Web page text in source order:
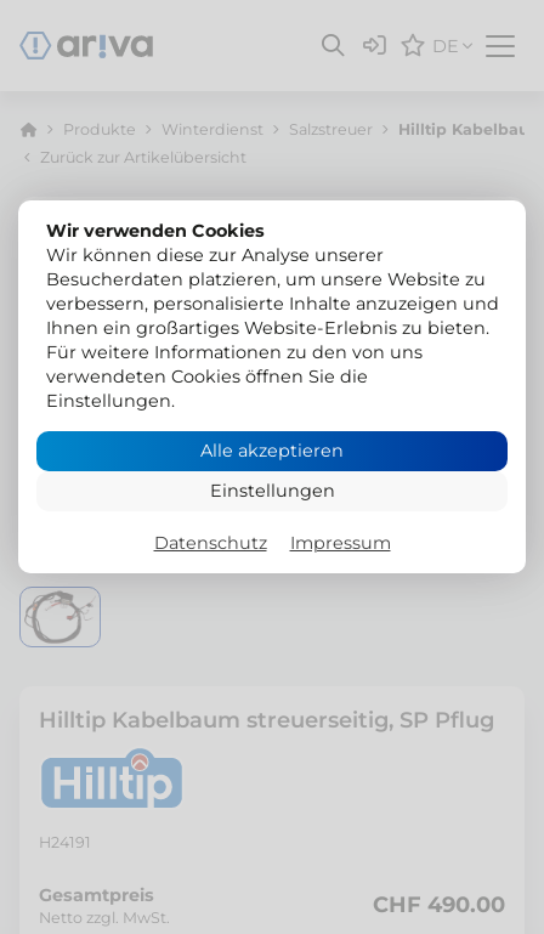
DE
Produkte Winterdienst Salzstreuer
Hilltip
Zurück zur Artikelübersicht
Hilltip Kabelbaum streuerseitig, SP Pflug
H24191
Gesamtpreis
Netto zzgl. MwSt. CHF 490.00
Wir verwenden Cookies
Wir können diese zur Analyse unserer
Besucherdaten platzieren, um unsere Website zu
verbessern, personalisierte Inhalte anzuzeigen und
Ihnen ein großartiges Website-Erlebnis zu bieten.
Für weitere Informationen zu den von uns
verwendeten Cookies öffnen Sie die
Einstellungen.
Alle akzeptieren
Einstellungen
Datenschutz Impressum